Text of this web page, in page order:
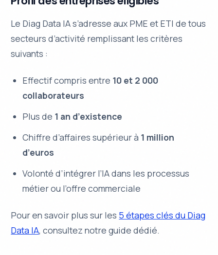
Le Diag Data IA s’adresse aux PME et ETI de tous
secteurs d’activité remplissant les critères
suivants :
Effectif compris entre 10 et 2 000
collaborateurs
Plus de 1 an d’existence
Chiffre d’affaires supérieur à 1 million
d’euros
Volonté d’intégrer l’IA dans les processus
métier ou l’offre commerciale
Pour en savoir plus sur les 5 étapes clés du Diag
Data IA, consultez notre guide dédié.